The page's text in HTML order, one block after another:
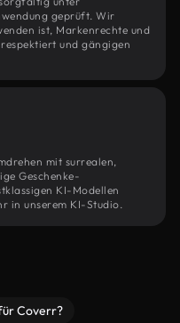
geprüft. Wir
ist, Markenrechte und
und gängigen
mit surrealen,
Geschenke-
KI-Modellen
in unserem KI-Studio.
Coverr?